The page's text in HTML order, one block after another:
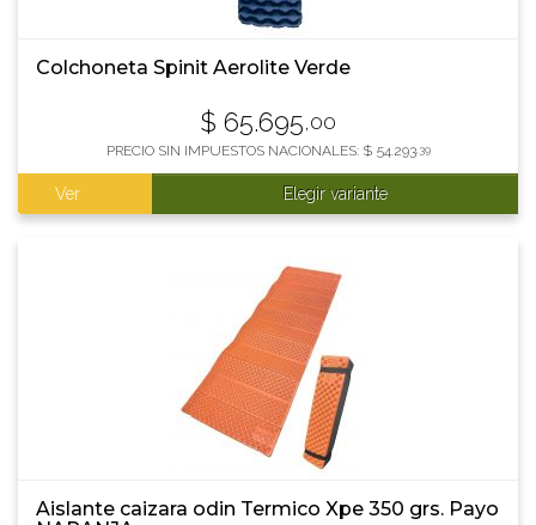
Colchoneta Spinit Aerolite Verde
$ 65.695,00
PRECIO SIN IMPUESTOS NACIONALES: $ 54.293,39
Ver Elegir variante
Aislante caizara odin Termico Xpe 350 grs. Payo